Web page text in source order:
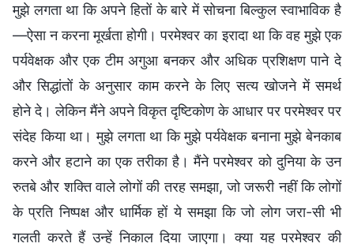
मुझे लगता था कि अपने हितों के बारे में सोचना बिल्कुल स्वाभाविक है
—ऐसा न करना मूर्खता होगी। परमेश्वर का इरादा था कि वह मुझे एक
पर्यवेक्षक और एक टीम अगुआ बनकर और अधिक प्रशिक्षण पाने दे
और सिद्धांतों के अनुसार काम करने के लिए सत्य खोजने में समर्थ
होने दे। लेकिन मैंने अपने विकृत दृष्टिकोण के आधार पर परमेश्वर पर
संदेह किया था। मुझे लगता था कि मुझे पर्यवेक्षक बनाना मुझे बेनकाब
करने और हटाने का एक तरीका है। मैंने परमेश्वर को दुनिया के उन
रुतबे और शक्ति वाले लोगों की तरह समझा, जो जरूरी नहीं कि लोगों
के प्रति निष्पक्ष और धार्मिक हों ये समझा कि जो लोग जरा-सी भी
गलती करते हैं उन्हें निकाल दिया जाएगा। क्या यह परमेश्वर की